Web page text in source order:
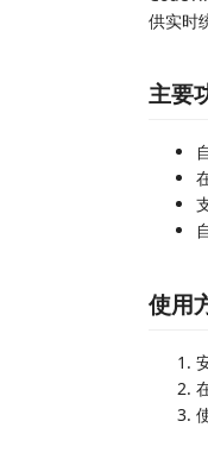
供实时
主要
使用